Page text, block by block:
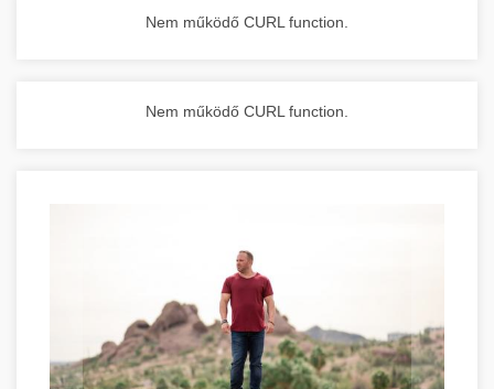
Nem működő CURL function.
Nem működő CURL function.